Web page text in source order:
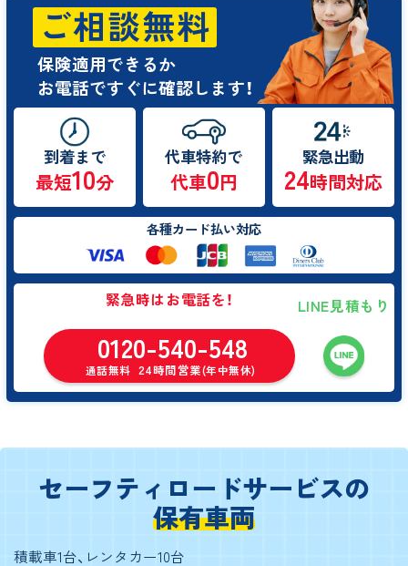
ご相談無料
保険適用できるか
お電話ですぐに確認します！
到着まで
最短10分
代車特約で
代車0円
緊急出動
24時間対応
各種カード払い対応
緊急時はお電話を！
0120-540-548
通話無料 24時間営業(年中無休)
LINE見積もり
セーフティロードサービスの
保有車両
積載車1台、レンタカー10台